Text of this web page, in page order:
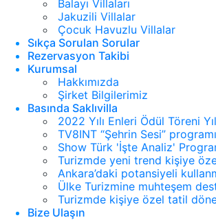
Balayı Villaları
Jakuzili Villalar
Çocuk Havuzlu Villalar
Sıkça Sorulan Sorular
Rezervasyon Takibi
Kurumsal
Hakkımızda
Şirket Bilgilerimiz
Basında Saklıvilla
2022 Yılı Enleri Ödül Töreni
TV8INT “Şehrin Sesi”
Show Türk 'İşte Analiz'
Turizmde yeni trend kişiye
Ankara’daki potansiyeli
Ülke Turizmine muhteşem
Turizmde kişiye özel tatil
Bize Ulaşın